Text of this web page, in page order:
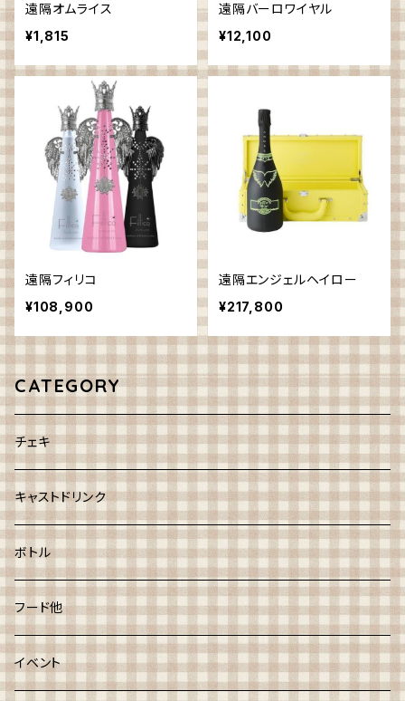
遠隔オムライス
¥1,815
遠隔バーロワイヤル
¥12,100
遠隔フィリコ
¥108,900
遠隔エンジェルヘイロー
¥217,800
CATEGORY
チェキ
キャストドリンク
ボトル
フード他
イベント